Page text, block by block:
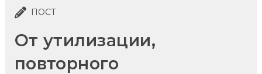
ПОСТ
От утилизации,
повторного